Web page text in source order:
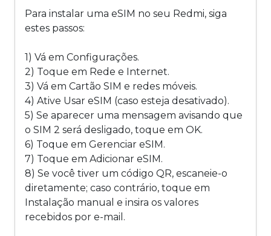
Para instalar uma eSIM no seu Redmi, siga
estes passos:
1) Vá em Configurações.
2) Toque em Rede e Internet.
3) Vá em Cartão SIM e redes móveis.
4) Ative Usar eSIM (caso esteja desativado).
5) Se aparecer uma mensagem avisando que
o SIM 2 será desligado, toque em OK.
6) Toque em Gerenciar eSIM.
7) Toque em Adicionar eSIM.
8) Se você tiver um código QR, escaneie-o
diretamente; caso contrário, toque em
Instalação manual e insira os valores
recebidos por e-mail.